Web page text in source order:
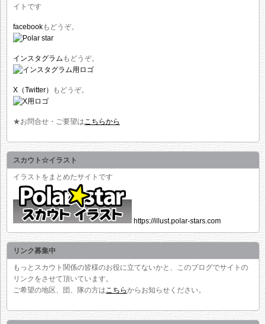
イトです
facebookもどうぞ。
インスタグラム もどうぞ。
X（Twitter） もどうぞ。
★お問合せ・ご要望はこちらから
スカウト☆イラスト
イラストをまとめたサイトです
https://illust.polar-stars.com
リンク募集中
もっとスカウト関係の皆様のお役に立てないかと、このブログでサイトの
リンクをさせて頂いています。
ご希望の地区、団、隊の方はこちらからお知らせください。